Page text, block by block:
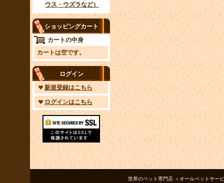
ウス・ウズラなど）
ショッピングカート
カートの中身
カートは空です。
ログイン
新規登録はこちら
ログインはこちら
世界のペット専門店 ＜オールペットサー